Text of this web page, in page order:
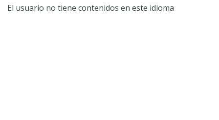
El usuario no tiene contenidos en este idioma